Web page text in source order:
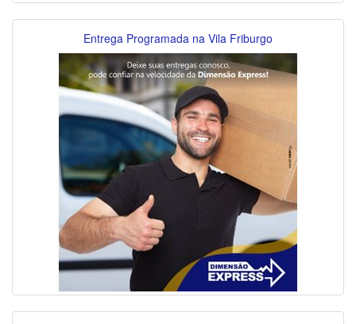
Entrega Programada na Vila Friburgo